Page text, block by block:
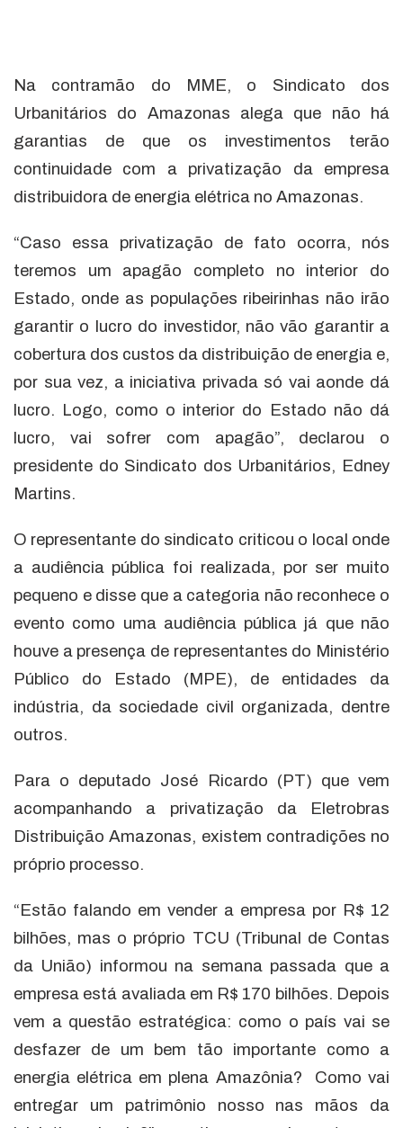
Na contramão do MME, o Sindicato dos
Urbanitários do Amazonas alega que não há
garantias de que os investimentos terão
continuidade com a privatização da empresa
distribuidora de energia elétrica no Amazonas.
“Caso essa privatização de fato ocorra, nós
teremos um apagão completo no interior do
Estado, onde as populações ribeirinhas não irão
garantir o lucro do investidor, não vão garantir a
cobertura dos custos da distribuição de energia e,
por sua vez, a iniciativa privada só vai aonde dá
lucro. Logo, como o interior do Estado não dá
lucro, vai sofrer com apagão”, declarou o
presidente do Sindicato dos Urbanitários, Edney
Martins.
O representante do sindicato criticou o local onde
a audiência pública foi realizada, por ser muito
pequeno e disse que a categoria não reconhece o
evento como uma audiência pública já que não
houve a presença de representantes do Ministério
Público do Estado (MPE), de entidades da
indústria, da sociedade civil organizada, dentre
outros.
Para o deputado José Ricardo (PT) que vem
acompanhando a privatização da Eletrobras
Distribuição Amazonas, existem contradições no
próprio processo.
“Estão falando em vender a empresa por R$ 12
bilhões, mas o próprio TCU (Tribunal de Contas
da União) informou na semana passada que a
empresa está avaliada em R$ 170 bilhões. Depois
vem a questão estratégica: como o país vai se
desfazer de um bem tão importante como a
energia elétrica em plena Amazônia? Como vai
entregar um patrimônio nosso nas mãos da